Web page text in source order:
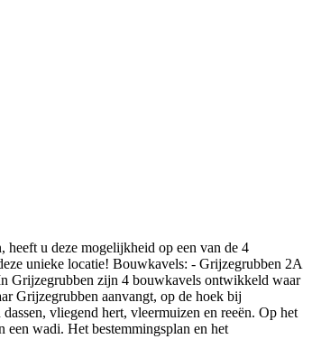
u deze mogelijkheid op een van de 4
unieke locatie! Bouwkavels: - Grijzegrubben 2A
Grijzegrubben zijn 4 bouwkavels ontwikkeld waar
Grijzegrubben aanvangt, op de hoek bij
vliegend hert, vleermuizen en reeën. Op het
wadi. Het bestemmingsplan en het